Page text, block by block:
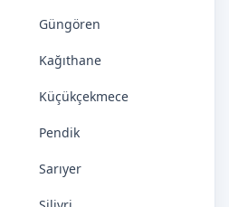
Güngören
Kağıthane
Küçükçekmece
Pendik
Sarıyer